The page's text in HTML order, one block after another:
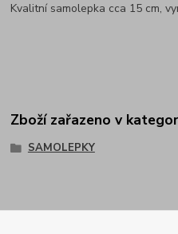
Kvalitní samolepka cca 15 cm,
Zboží zařazeno v
SAMOLEPKY